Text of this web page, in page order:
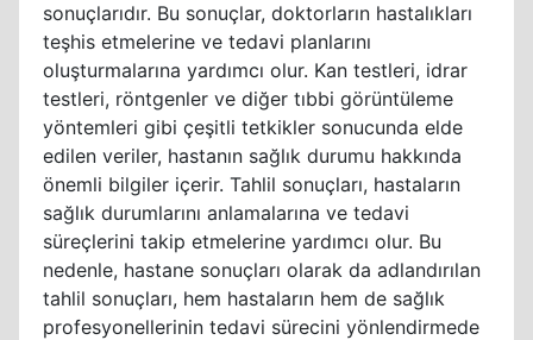
sonuçlarıdır. Bu sonuçlar, doktorların hastalıkları
teşhis etmelerine ve tedavi planlarını
oluşturmalarına yardımcı olur. Kan testleri, idrar
testleri, röntgenler ve diğer tıbbi görüntüleme
yöntemleri gibi çeşitli tetkikler sonucunda elde
edilen veriler, hastanın sağlık durumu hakkında
önemli bilgiler içerir. Tahlil sonuçları, hastaların
sağlık durumlarını anlamalarına ve tedavi
süreçlerini takip etmelerine yardımcı olur. Bu
nedenle, hastane sonuçları olarak da adlandırılan
tahlil sonuçları, hem hastaların hem de sağlık
profesyonellerinin tedavi sürecini yönlendirmede